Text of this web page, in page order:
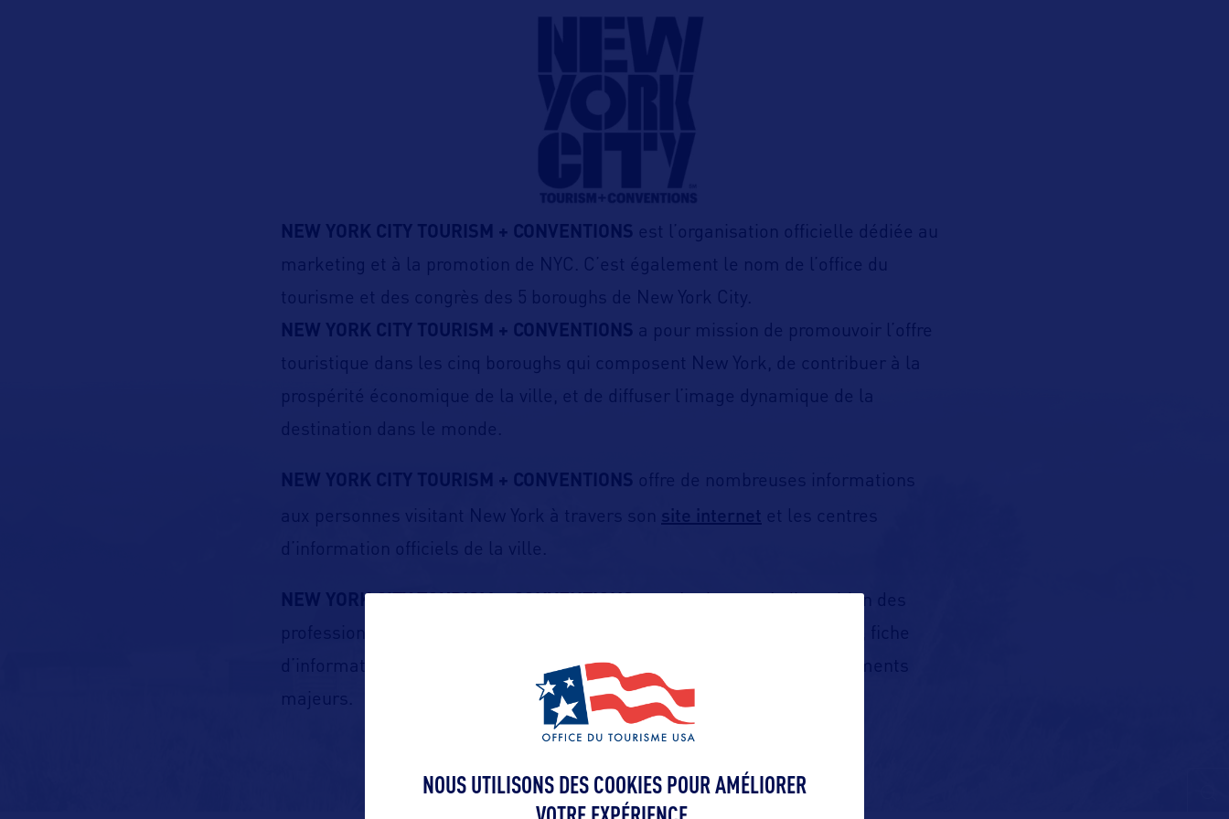
NEW YORK CITY TOURISM + CONVENTIONS est l’organisation officielle dédiée au
marketing et à la promotion de NYC. C’est également le nom de l’office du
tourisme et des congrès des 5 boroughs de New York City.
NEW YORK CITY TOURISM + CONVENTIONS a pour mission de promouvoir l’offre
touristique dans les cinq boroughs qui composent New York, de contribuer à la
prospérité économique de la ville, et de diffuser l’image dynamique de la
destination dans le monde.
NEW YORK CITY TOURISM + CONVENTIONS offre de nombreuses informations
aux personnes visitant New York à travers son site internet et les centres
d’information officiels de la ville.
NEW YORK CITY TOURISM + CONVENTIONS
met également à disposition des
professionnels du tourisme, de nombreuses ressources : travel planner, fiche
d’informations sur les quartiers, plans de la ville, calendrier des événements
majeurs.
NOUS UTILISONS DES COOKIES POUR AMÉLIORER